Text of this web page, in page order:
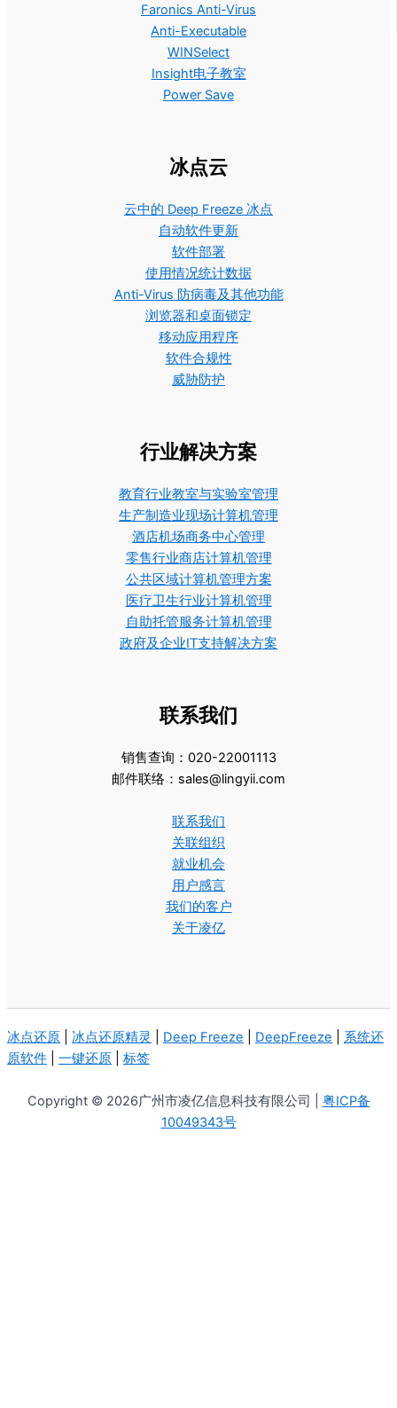
Faronics Anti-Virus
Anti-Executable
WINSelect
Insight电子教室
Power Save
冰点云
云中的 Deep Freeze 冰点
自动软件更新
软件部署
使用情况统计数据
Anti-Virus 防病毒及其他功能
浏览器和桌面锁定
移动应用程序
软件合规性
威胁防护
行业解决方案
教育行业教室与实验室管理
生产制造业现场计算机管理
酒店机场商务中心管理
零售行业商店计算机管理
公共区域计算机管理方案
医疗卫生行业计算机管理
自助托管服务计算机管理
政府及企业IT支持解决方案
联系我们
销售查询：020-22001113
邮件联络：sales@lingyii.com
联系我们
关联组织
就业机会
用户感言
我们的客户
关于凌亿
冰点还原 冰点还原精灵 Deep Freeze DeepFreeze
系统还
原软件
一键还原 标签
Copyright © 2026广州市凌亿信息科技有限公司 | 粤ICP备
10049343号